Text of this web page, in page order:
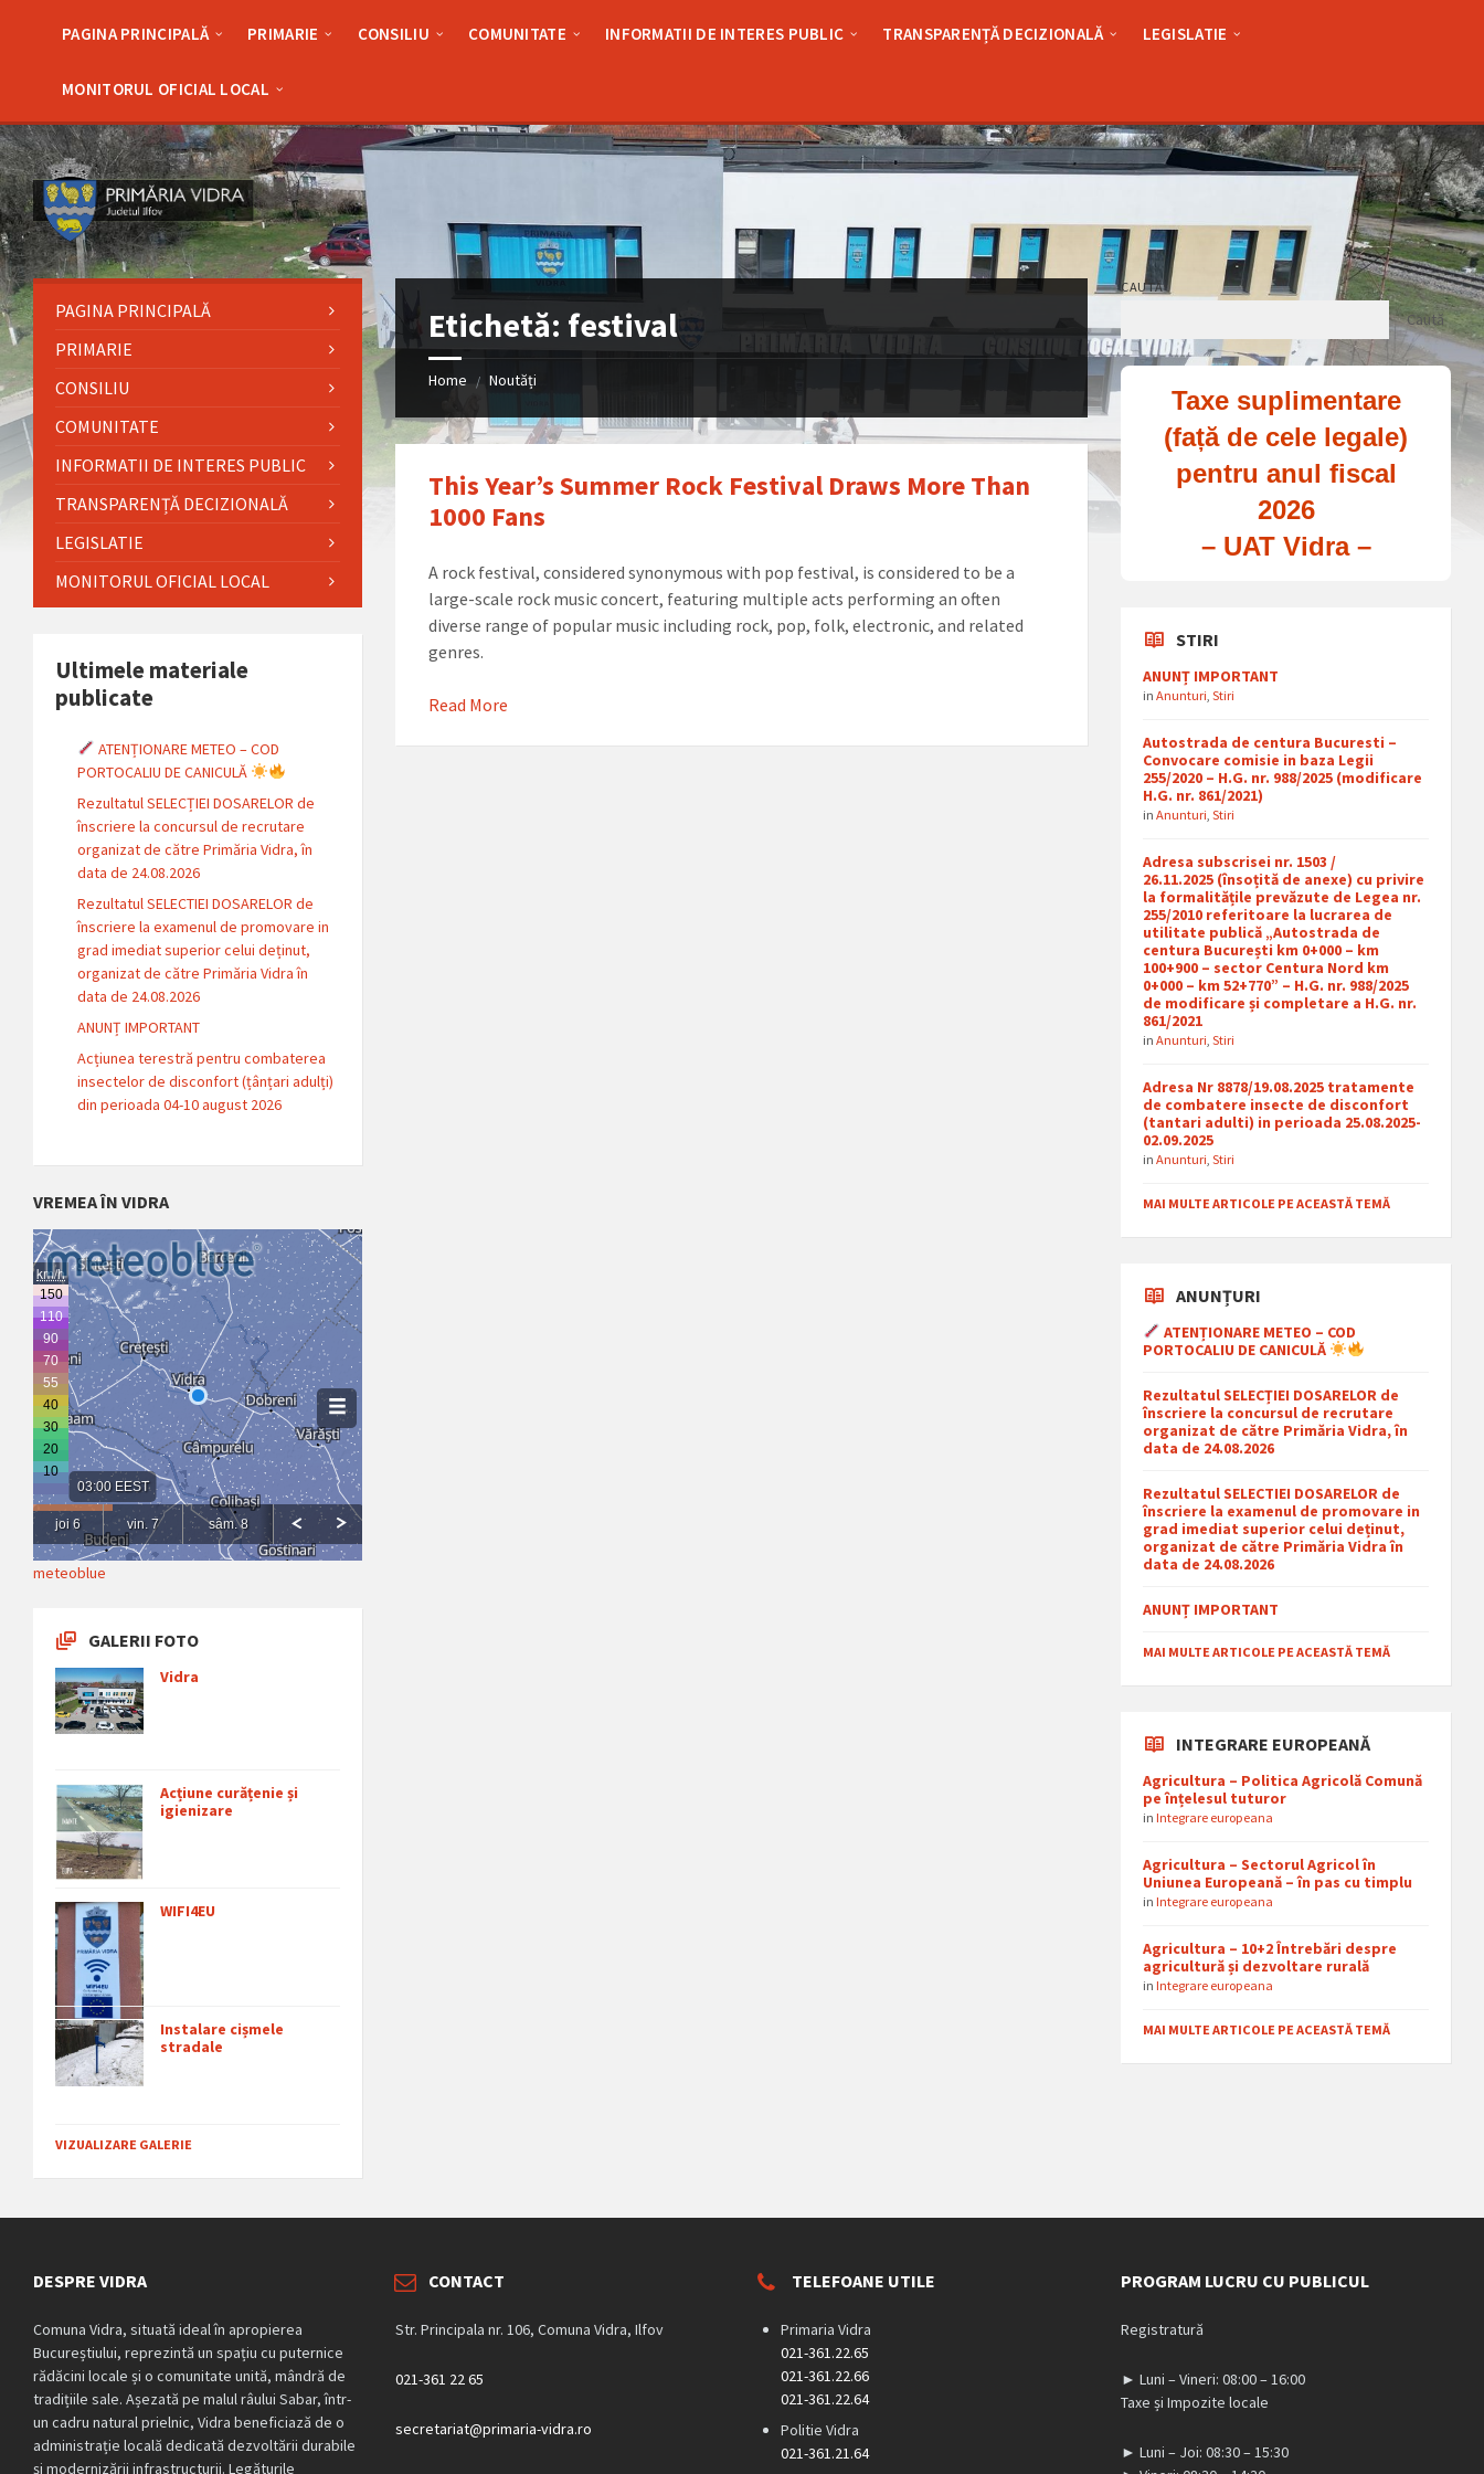
PAGINA PRINCIPALĂ PRIMARIE CONSILIU COMUNITATE INFORMATII DE INTERES PUBLIC TRANSPARENȚĂ DECIZIONALĂ LEGISLATIE
MONITORUL OFICIAL LOCAL
Etichetă: festival
Home / Noutăți
This Year’s Summer Rock Festival Draws More Than
1000 Fans
A rock festival, considered synonymous with pop festival, is considered to be a
large-scale rock music concert, featuring multiple acts performing an often
diverse range of popular music including rock, pop, folk, electronic, and related
genres.
Read More
PAGINA PRINCIPALĂ
PRIMARIE
CONSILIU
COMUNITATE
INFORMATII DE INTERES PUBLIC
TRANSPARENȚĂ DECIZIONALĂ
LEGISLATIE
MONITORUL OFICIAL LOCAL
Ultimele materiale
publicate
ATENȚIONARE METEO – COD
PORTOCALIU DE CANICULĂ
Rezultatul SELECȚIEI DOSARELOR de
înscriere la concursul de recrutare
organizat de către Primăria Vidra, în
data de 24.08.2026
Rezultatul SELECTIEI DOSARELOR de
înscriere la examenul de promovare in
grad imediat superior celui deținut,
organizat de către Primăria Vidra în
data de 24.08.2026
ANUNȚ IMPORTANT
Acțiunea terestră pentru combaterea
insectelor de disconfort (țânțari adulți)
din perioada 04-10 august 2026
VREMEA ÎN VIDRA
meteoblue
GALERII FOTO
Vidra
Acțiune curățenie și
igienizare
WIFI4EU
Instalare cișmele
stradale
VIZUALIZARE GALERIE
CAUTĂ
Caută
Taxe suplimentare
(față de cele legale)
pentru anul fiscal
2026
– UAT Vidra –
STIRI
ANUNȚ IMPORTANT
inAnunturi ,Stiri
Autostrada de centura Bucuresti –
Convocare comisie in baza Legii
255/2020 – H.G. nr. 988/2025 (modificare
H.G. nr. 861/2021)
inAnunturi ,Stiri
Adresa subscrisei nr. 1503 /
26.11.2025 (însoțită de anexe) cu privire
la formalitățile prevăzute de Legea nr.
255/2010 referitoare la lucrarea de
utilitate publică „Autostrada de
centura București km 0+000 – km
100+900 – sector Centura Nord km
0+000 – km 52+770” – H.G. nr. 988/2025
de modificare și completare a H.G. nr.
861/2021
inAnunturi ,Stiri
Adresa Nr 8878/19.08.2025 tratamente
de combatere insecte de disconfort
(tantari adulti) in perioada 25.08.2025-
02.09.2025
inAnunturi ,Stiri
MAI MULTE ARTICOLE PE ACEASTĂ TEMĂ
ANUNȚURI
ATENȚIONARE METEO – COD
PORTOCALIU DE CANICULĂ
Rezultatul SELECȚIEI DOSARELOR de
înscriere la concursul de recrutare
organizat de către Primăria Vidra, în
data de 24.08.2026
Rezultatul SELECTIEI DOSARELOR de
înscriere la examenul de promovare in
grad imediat superior celui deținut,
organizat de către Primăria Vidra în
data de 24.08.2026
ANUNȚ IMPORTANT
MAI MULTE ARTICOLE PE ACEASTĂ TEMĂ
INTEGRARE EUROPEANĂ
Agricultura – Politica Agricolă Comună
pe înțelesul tuturor
inIntegrare europeana
Agricultura – Sectorul Agricol în
Uniunea Europeană – în pas cu timplu
inIntegrare europeana
Agricultura – 10+2 Întrebări despre
agricultură și dezvoltare rurală
inIntegrare europeana
MAI MULTE ARTICOLE PE ACEASTĂ TEMĂ
DESPRE VIDRA
Comuna Vidra, situată ideal în apropierea
Bucureștiului, reprezintă un spațiu cu puternice
rădăcini locale și o comunitate unită, mândră de
tradițiile sale. Așezată pe malul râului Sabar, într-
un cadru natural prielnic, Vidra beneficiază de o
administrație locală dedicată dezvoltării durabile
și modernizării infrastructurii. Legăturile
CONTACT
Str. Principala nr. 106, Comuna Vidra, Ilfov
021-361 22 65
secretariat@primaria-vidra.ro
TELEFOANE UTILE
Primaria Vidra
021-361.22.65
021-361.22.66
021-361.22.64
Politie Vidra
021-361.21.64
PROGRAM LUCRU CU PUBLICUL
Registratură
► Luni – Vineri: 08:00 – 16:00
Taxe și Impozite locale
► Luni – Joi: 08:30 – 15:30